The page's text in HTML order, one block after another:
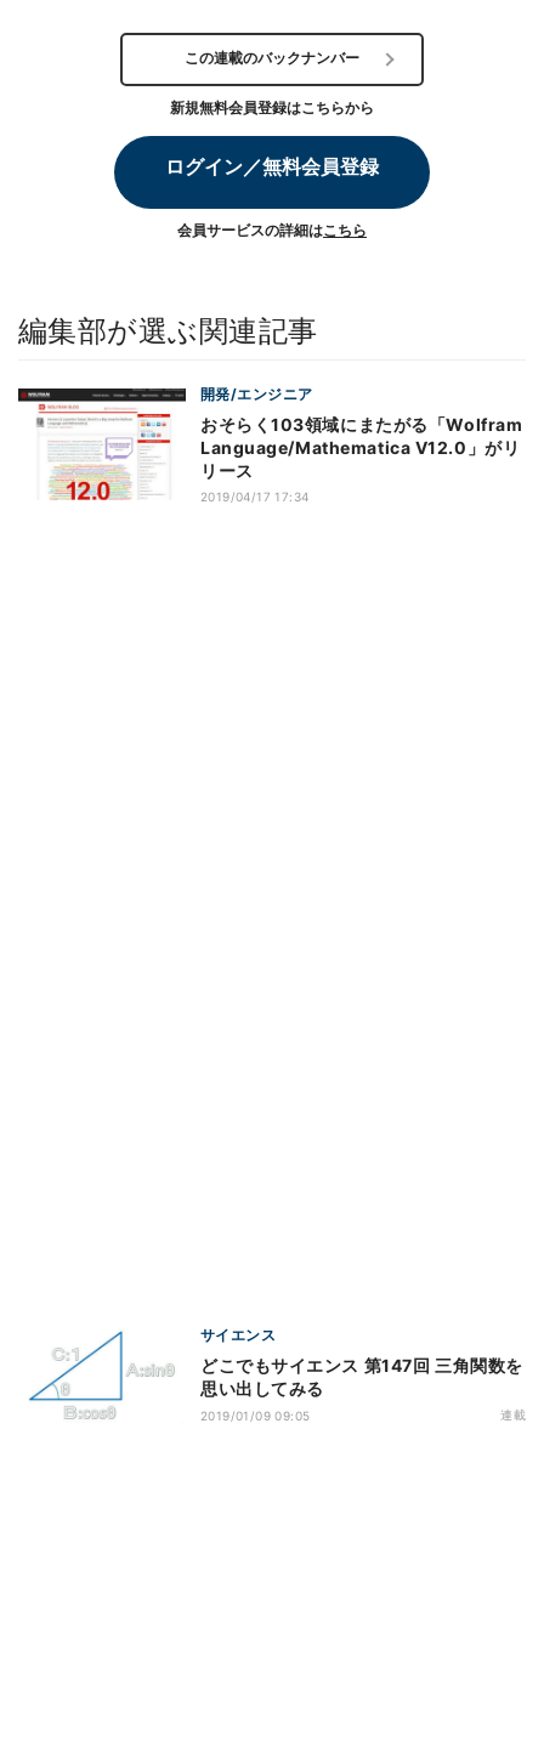
この連載のバックナンバー
新規無料会員登録はこちらから
ログイン／無料会員登録
会員サービスの詳細はこちら
編集部が選ぶ関連記事
開発/エンジニア
おそらく103領域にまたがる「Wolfram
Language/Mathematica V12.0」がリ
リース
2019/04/17 17:34
サイエンス
どこでもサイエンス 第147回 三角関数を
思い出してみる
2019/01/09 09:05 連載